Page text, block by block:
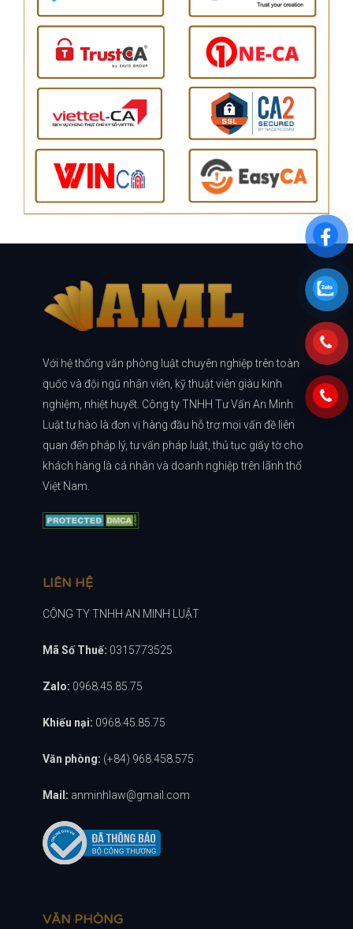
Với hệ thống văn phòng luật chuyên nghiệp trên toàn
quốc và đội ngũ nhân viên, kỹ thuật viên giàu kinh
nghiệm, nhiệt huyết. Công ty TNHH Tư Vấn An Minh
Luật tự hào là đơn vị hàng đầu hỗ trợ mọi vấn đề liên
quan đến pháp lý, tư vấn pháp luật, thủ tục giấy tờ cho
khách hàng là cá nhân và doanh nghiệp trên lãnh thổ
Việt Nam.
LIÊN HỆ
CÔNG TY TNHH AN MINH LUẬT
Mã Số Thuế: 0315773525
Zalo: 0968.45.85.75
Khiếu nại: 0968.45.85.75
Văn phòng: (+84) 968.458.575
Mail: anminhlaw@gmail.com
VĂN PHÒNG